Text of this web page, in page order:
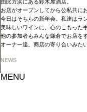
由比ガ浜にある鈴木屋酒店。
お店がオープンしてから公私共に
今日はそちらの新年会。私達はラ
美味しいワインに、心のこもった
他の参加者もみんな鎌倉でお店を
オーナー達。商店の寄り合いみた
NEWS
MENU